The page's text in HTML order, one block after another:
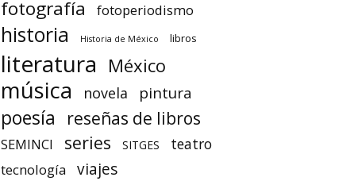
fotografía fotoperiodismo
historia Historia de México libros
literatura México
música novela pintura
poesía reseñas de libros
SEMINCI series SITGES teatro
tecnología viajes